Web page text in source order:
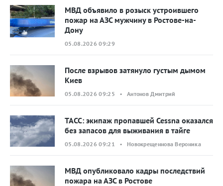
МВД объявило в розыск устроившего
пожар на АЗС мужчину в Ростове-на-
Дону
05.08.2026 09:29
После взрывов затянуло густым дымом
Киев
05.08.2026 09:25 • Антонов Дмитрий
ТАСС: экипаж пропавшей Cessna оказался
без запасов для выживания в тайге
05.08.2026 09:21 • Новокрещеннова Вероника
МВД опубликовало кадры последствий
пожара на АЗС в Ростове